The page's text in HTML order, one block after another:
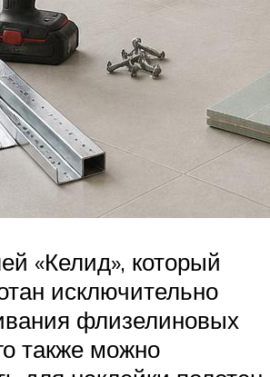
«Келид», который
исключительно
флизелиновых
также можно